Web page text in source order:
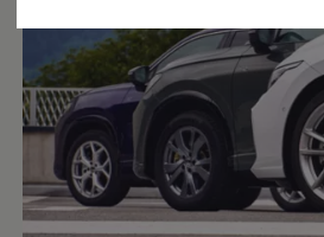
Vorgängermodelle
Kundeninformationen
Volkswagen
Warn- und
Assistenzsysteme
Digitale
Live Beratung
Magazin
Lifestyle
Transport